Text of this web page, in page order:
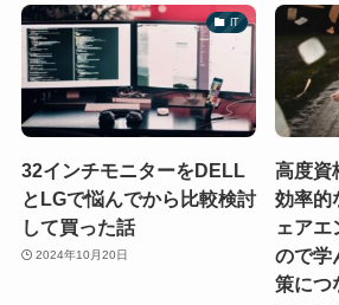
IT
32インチモニターをDELL
とLGで悩んでから比較検討
して買った話
2024年10月20日
高度資
効率的
ェアエ
ので学
策につ